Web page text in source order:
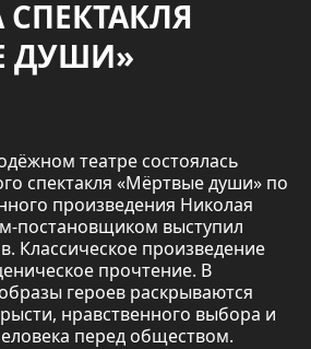
ДУШИ»
театре состоялась
спектакля «Мёртвые души» по
произведения Николая
постановщиком выступил
Классическое произведение
прочтение. В
героев раскрываются
нравственного выбора и
перед обществом.